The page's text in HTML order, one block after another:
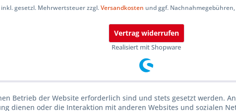
inkl. gesetzl. Mehrwertsteuer zzgl.Versandkosten und ggf.
Vertrag widerrufen
Realisiert mit Shopware
Betrieb der Website erforderlich sind und stets gesetzt werden.
dienen oder die Interaktion mit anderen Websites und sozialen